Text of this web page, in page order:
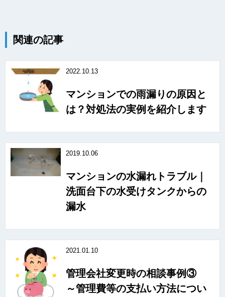
関連の記事
2022.10.13
マンションでの雨漏りの原因と
は？対処法の実例を紹介します
2019.10.06
マンションの水漏れトラブル｜
洗面台下の水受けタンクからの
漏水
2021.01.10
管理会社変更時の相談事例③
～管理費等の支払い方法につい